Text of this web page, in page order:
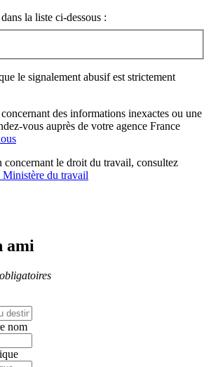
la liste ci-dessous :
le signalement abusif est strictement
des informations inexactes ou une
vous auprès de votre agence France
concernant le droit du travail, consultez
Ministère du travail
ami
nom